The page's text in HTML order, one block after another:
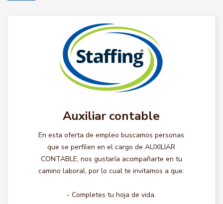
Auxiliar contable
En esta oferta de empleo buscamos personas
que se perfilen en el cargo de AUXILIAR
CONTABLE, nos gustaría acompañarte en tu
camino laboral, por lo cual te invitamos a que:
- Completes tu hoja de vida.